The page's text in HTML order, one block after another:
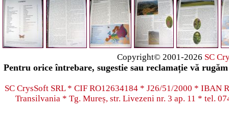
Copyright© 2001-2026 SC
Pentru orice întrebare, sugestie sau reclamație vă
SC CrysSoft SRL * CIF RO12634184 * J26/51/2000 * IBAN
Transilvania * Tg. Mureș, str. Livezeni nr. 3 ap. 11 * tel.